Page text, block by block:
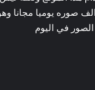
صوره يوميا مجانا
في اليوم